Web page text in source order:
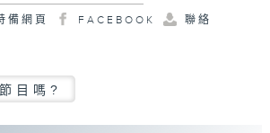
備網頁 FACEBOOK 聯絡
目嗎?